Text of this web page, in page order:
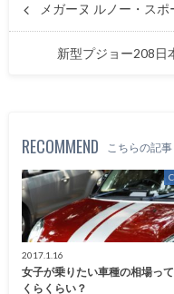
メガーヌ ルノー・スポ
新型プジョー208日
RECOMMEND こちらの記事
2017.1.16
女子が乗りたい車種の相場っ
くらくらい？